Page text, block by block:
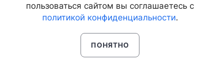
Пять тонн баксов мы тебе вернем. Лады?
- Изнасилование в особо извращенной форме
с нанесением тяжких телесных, - прошептал
разбитыми губами Виктор Степаныч. - Вот
пользоваться сайтом вы соглашаетесь с
политикой конфиденциальности.
ПОНЯТНО